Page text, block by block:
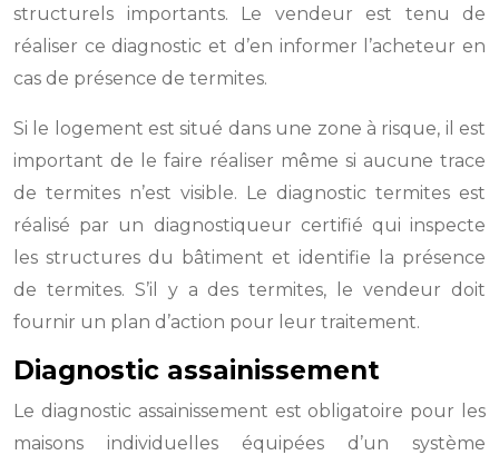
structurels importants. Le vendeur est tenu de
réaliser ce diagnostic et d’en informer l’acheteur en
cas de présence de termites.
Si le logement est situé dans une zone à risque, il est
important de le faire réaliser même si aucune trace
de termites n’est visible. Le diagnostic termites est
réalisé par un diagnostiqueur certifié qui inspecte
les structures du bâtiment et identifie la présence
de termites. S’il y a des termites, le vendeur doit
fournir un plan d’action pour leur traitement.
Diagnostic assainissement
Le diagnostic assainissement est obligatoire pour les
maisons individuelles équipées d’un système